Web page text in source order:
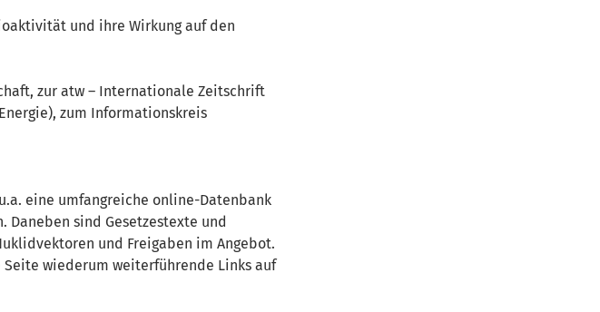
und ihre Wirkung auf den
zur atw – Internationale Zeitschrift
zum Informationskreis
eine umfangreiche online-Datenbank
sind Gesetzestexte und
und Freigaben im Angebot.
wiederum weiterführende Links auf